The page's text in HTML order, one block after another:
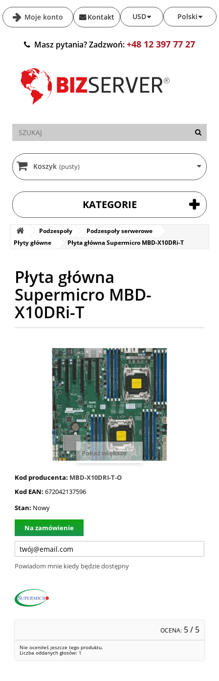
Moje konto Polski
USD
Kontakt
Masz pytania? Zadzwoń:+48 12 397 77 27
Koszyk (pusty)
KATEGORIE
Podzespoły
Podzespoły serwerowe
Płyty główne
Płyta główna Supermicro MBD-X10DRi-T
Płyta główna
Supermicro MBD-
X10DRi-T
Pokaż większe
Kod producenta: MBD-X10DRI-T-O
Kod EAN: 672042137596
Stan: Nowy
Na zamówienie
Powiadom mnie kiedy będzie dostępny
OCENA: 5/ 5
Nie oceniłeś jeszcze tego produktu.
Liczba oddanych głosów: 1